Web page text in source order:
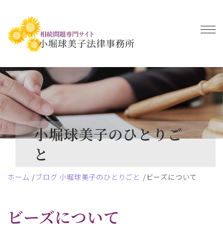
小堀球美子のひとりご
と
ホーム ブログ 小堀球美子のひとりごと ビーズについて
ビーズについて